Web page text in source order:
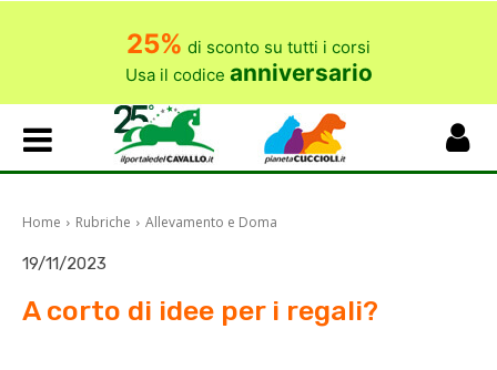
25% di sconto su tutti i corsi
Usa il codice anniversario
Home Rubriche Allevamento e Doma
19/11/2023
A corto di idee per i regali?